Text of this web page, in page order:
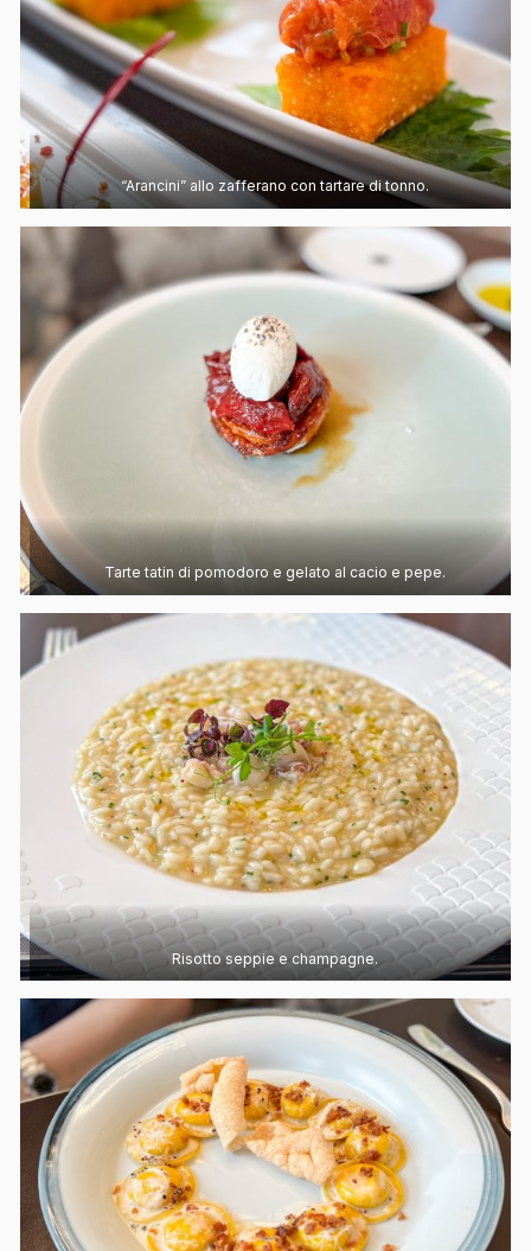
“Arancini” allo zafferano con tartare di tonno.
Tarte tatin di pomodoro e gelato al cacio e pepe.
Risotto seppie e champagne.